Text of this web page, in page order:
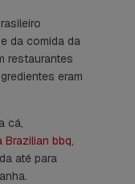
da comida da
restaurantes
eram
cá,
Brazilian bbq,
até para